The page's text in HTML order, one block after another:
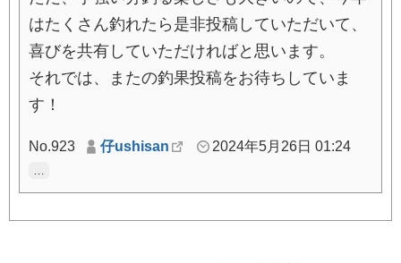
はたくさん釣れたら是非投稿していただいて、
喜びを共有していただければと思います。
それでは、またの釣果投稿をお待ちしていま
す！
No.923 仔ushisan 2024年5月26日 01:24